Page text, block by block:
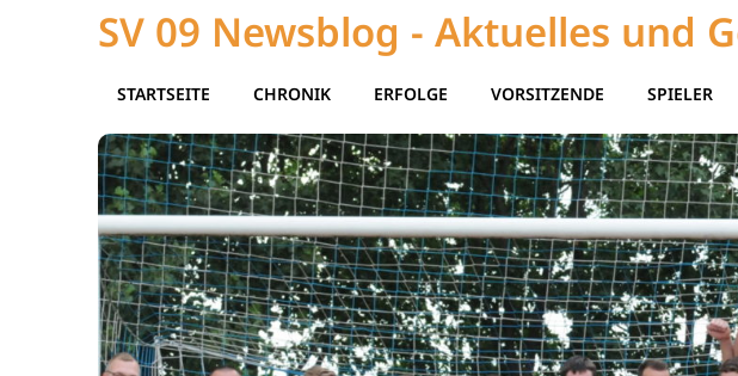
SV 09 Newsblog - Aktuelles und
STARTSEITE CHRONIK ERFOLGE VORSITZENDE SPIELER